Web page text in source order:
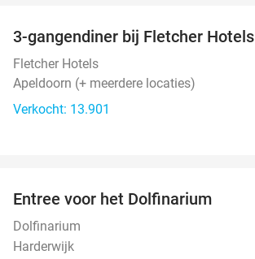
3-gangendiner bij Fletcher Hotels
Fletcher Hotels
Apeldoorn (+ meerdere locaties)
Verkocht: 13.901
Entree voor het Dolfinarium
Dolfinarium
Harderwijk